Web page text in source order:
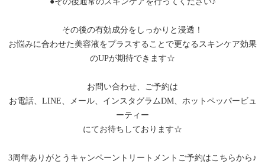
その後の有効成分をしっかりと浸透！
お悩みに合わせた美容液をプラスすることで更なるスキンケア効果
のUPが期待できます☆
お問い合わせ、ご予約は
お電話、LINE、メール、インスタグラムDM、ホットペッパービュ
ーティー
にてお待ちしております☆
3周年ありがとうキャンペーントリートメントご予約はこちらから♪